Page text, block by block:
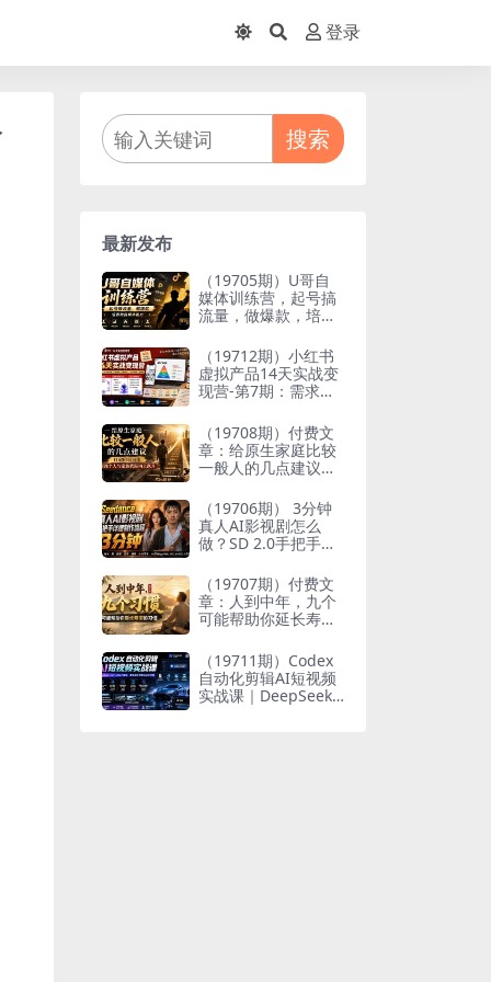
登录
搜索
最新发布
（19705期）U哥自
媒体训练营，起号搞
流量，做爆款，培养
（19712期）小红书
虚拟产品14天实战变
现营-第7期：需求挖
品矩阵×内容笔记×一
人公司进阶×全链路
（19708期）付费文
章：给原生家庭比较
一般人的几点建议，
个人与家族代际向上
跃升
（19706期） 3分钟
真人AI影视剧怎么
做？SD 2.0手把手完
eld 14天SD 2.0/2.5
无限生成
（19707期）付费文
章：人到中年，九个
可能帮助你延长寿命
（19711期）Codex
自动化剪辑AI短视频
实战课｜DeepSeek